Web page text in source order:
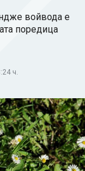
войвода е
поредица
ч.